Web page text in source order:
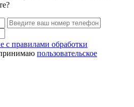
с правилами обработки
пользовательское